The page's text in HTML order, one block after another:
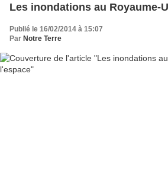
Les inondations au Royaume-
Publié le 16/02/2014 à 15:07
Par Notre Terre